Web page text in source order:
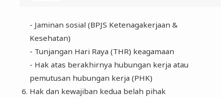
- Jaminan sosial (BPJS Ketenagakerjaan &
Kesehatan)
- Tunjangan Hari Raya (THR) keagamaan
- Hak atas berakhirnya hubungan kerja atau
pemutusan hubungan kerja (PHK)
Hak dan kewajiban kedua belah pihak